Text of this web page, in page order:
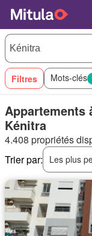
Filtres Mots-clés
Appartements
Kénitra
4.408 propriétés
Trier par:
Les plus